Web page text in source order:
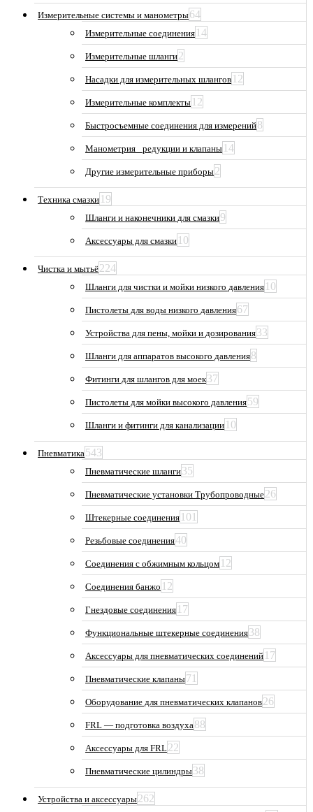
Измерительные системы и манометры64
Измерительные соединения 14
Измерительные шланги2
Насадки для измерительных шлангов 12
Измерительные комплекты 12
Быстросъемные соединения для измерений8
Манометрия_ редукции и клапаны 14
Другие измерительные приборы2
Техника смазки 19
Шланги и наконечники для смазки9
Аксессуары для смазки 10
Чистка и мытьё224
Шланги для чистки и мойки низкого давления 10
Пистолеты для воды низкого давления67
Устройства для пены, мойки и дозирования33
Шланги для аппаратов высокого давления8
Фитинги для шлангов для моек37
Пистолеты для мойки высокого давления59
Шланги и фитинги для канализации 10
Пневматика543
Пневматические шланги35
Пневматические установки Трубопроводные26
Штекерные соединения 101
Резьбовые соединения40
Соединения с обжимным кольцом 12
Соединения банжо 12
Гнездовые соединения 17
Функциональные штекерные соединения38
Аксессуары для пневматических соединений 17
Пневматические клапаны71
Оборудование для пневматических клапанов26
FRL — подготовка воздуха88
Аксессуары для FRL22
Пневматические цилиндры38
Устройства и аксессуары262